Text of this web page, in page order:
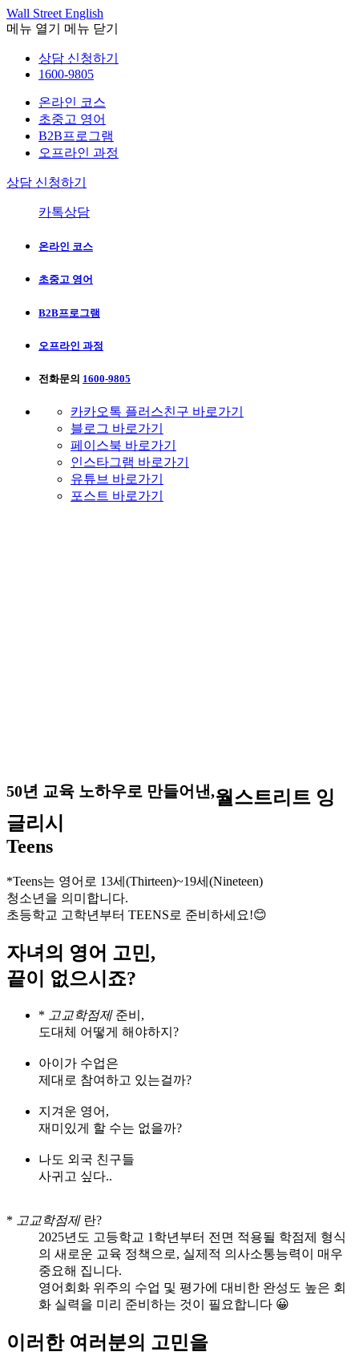
Wall Street English
메뉴 열기
메뉴 닫기
상담 신청하기
1600-9805
온라인 코스
초중고 영어
B2B프로그램
오프라인 과정
상담 신청하기
카톡상담
온라인 코스
초중고 영어
B2B프로그램
오프라인 과정
전화문의 1600-9805
카카오톡 플러스친구 바로가기
블로그 바로가기
페이스북 바로가기
인스타그램 바로가기
유튜브 바로가기
포스트 바로가기
50년 교육 노하우로 만들어낸,월스트리트 잉
글리시
Teens
*Teens는 영어로 13세(Thirteen)~19세(Nineteen)
청소년을 의미합니다.
초등학교 고학년부터 TEENS로 준비하세요!😊
자녀의 영어 고민,
끝이 없으시죠?
* 고교학점제준비,
도대체 어떻게 해야하지?
아이가 수업은
제대로 참여하고 있는걸까?
지겨운 영어,
재미있게 할 수는 없을까?
나도 외국 친구들
사귀고 싶다..
* 고교학점제란?
2025년도 고등학교 1학년부터 전면 적용될 학점제 형식
의 새로운 교육 정책으로, 실제적 의사소통능력이 매우
중요해 집니다.
영어회화 위주의 수업 및 평가에 대비한 완성도 높은 회
화 실력을 미리 준비하는 것이 필요합니다 😀
이러한 여러분의 고민을